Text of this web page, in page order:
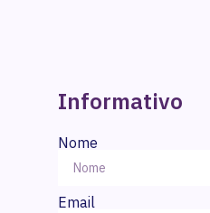
Informativo
Nome
Email